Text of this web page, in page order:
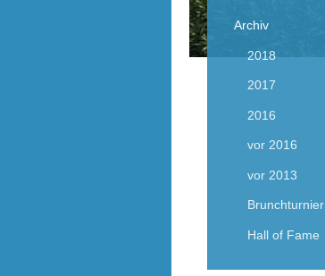
Archiv
2018
2017
2016
vor 2016
vor 2013
Brunchturnier
Hall of Fame